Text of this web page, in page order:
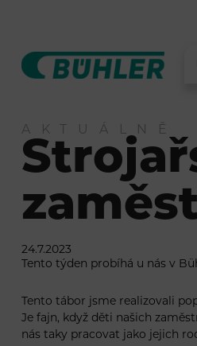
AKTUÁLNĚ
24.7.2023
Tento týden probíhá u nás v
Tento tábor jsme realizovali
Je fajn, když děti našich
nás taky pracovat jako jejich